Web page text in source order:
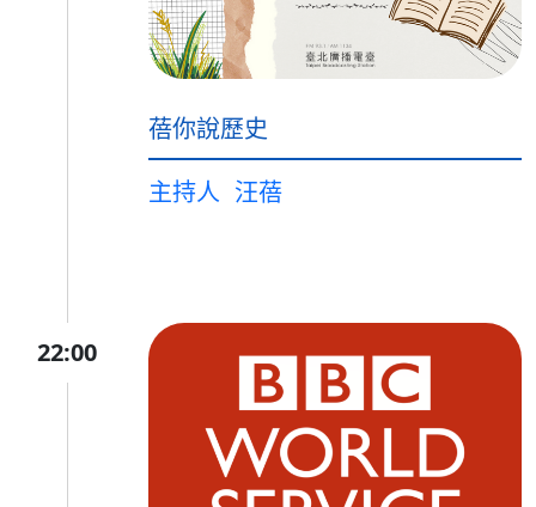
蓓你說歷史
主持人 汪蓓
22:00